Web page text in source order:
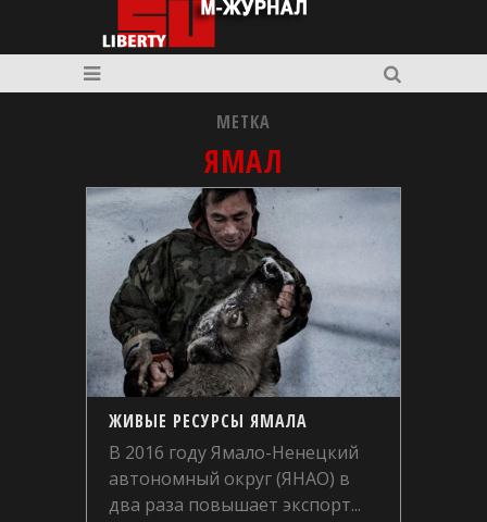
МЕТКА
ЯМАЛ
ЖИВЫЕ РЕСУРСЫ ЯМАЛА
В 2016 году Ямало-Ненецкий
автономный округ (ЯНАО) в
два раза повышает экспорт...